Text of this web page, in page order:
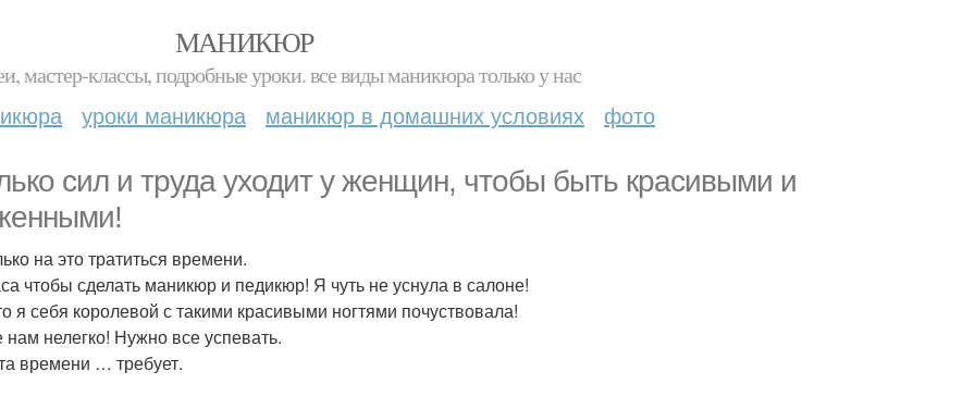
МАНИКЮР
мастер-классы, подробные уроки. все виды маникюра только у нас
уроки маникюра маникюр в домашних условиях фото
сил и труда уходит у женщин, чтобы быть красивыми и
на это тратиться времени.
чтобы сделать маникюр и педикюр! Я чуть не уснула в салоне!
я себя королевой с такими красивыми ногтями почуствовала!
нам нелегко! Нужно все успевать.
времени … требует.